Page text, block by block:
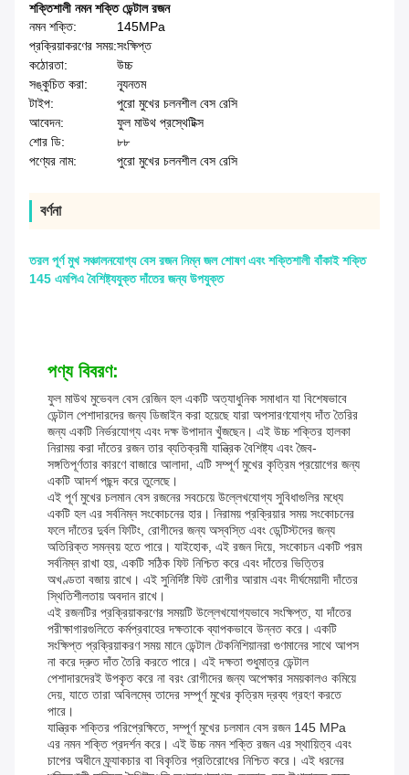
শক্তিশালী নমন শক্তি ডেন্টাল রজন
নমন শক্তি:
145MPa
প্রক্রিয়াকরণের সময়:সংক্ষিপ্ত
কঠোরতা:
উচ্চ
সঙ্কুচিত করা:
ন্যূনতম
টাইপ:
পুরো মুখের চলনশীল বেস রেসি
আবেদন:
ফুল মাউথ প্রস্থেটিক্স
শোর ডি:
৮৮
পণ্যের নাম:
পুরো মুখের চলনশীল বেস রেসি
বর্ণনা
তরল পূর্ণ মুখ সঞ্চালনযোগ্য বেস রজন নিম্ন জল শোষণ এবং শক্তিশালী বাঁকাই শক্তি
145 এমপিএ বৈশিষ্ট্যযুক্ত দাঁতের জন্য উপযুক্ত
পণ্য বিবরণ:
ফুল মাউথ মুভেবল বেস রেজিন হল একটি অত্যাধুনিক সমাধান যা বিশেষভাবে
ডেন্টাল পেশাদারদের জন্য ডিজাইন করা হয়েছে যারা অপসারণযোগ্য দাঁত তৈরির
জন্য একটি নির্ভরযোগ্য এবং দক্ষ উপাদান খুঁজছেন। এই উচ্চ শক্তির হালকা
নিরাময় করা দাঁতের রজন তার ব্যতিক্রমী যান্ত্রিক বৈশিষ্ট্য এবং জৈব-
সঙ্গতিপূর্ণতার কারণে বাজারে আলাদা, এটি সম্পূর্ণ মুখের কৃত্রিম প্রয়োগের জন্য
একটি আদর্শ পছন্দ করে তুলেছে।
এই পূর্ণ মুখের চলমান বেস রজনের সবচেয়ে উল্লেখযোগ্য সুবিধাগুলির মধ্যে
একটি হল এর সর্বনিম্ন সংকোচনের হার। নিরাময় প্রক্রিয়ার সময় সংকোচনের
ফলে দাঁতের দুর্বল ফিটিং, রোগীদের জন্য অস্বস্তি এবং ডেন্টিস্টদের জন্য
অতিরিক্ত সমন্বয় হতে পারে। যাইহোক, এই রজন দিয়ে, সংকোচন একটি পরম
সর্বনিম্ন রাখা হয়, একটি সঠিক ফিট নিশ্চিত করে এবং দাঁতের ভিত্তির
অখণ্ডতা বজায় রাখে। এই সুনির্দিষ্ট ফিট রোগীর আরাম এবং দীর্ঘমেয়াদী দাঁতের
স্থিতিশীলতায় অবদান রাখে।
এই রজনটির প্রক্রিয়াকরণের সময়টি উল্লেখযোগ্যভাবে সংক্ষিপ্ত, যা দাঁতের
পরীক্ষাগারগুলিতে কর্মপ্রবাহের দক্ষতাকে ব্যাপকভাবে উন্নত করে। একটি
সংক্ষিপ্ত প্রক্রিয়াকরণ সময় মানে ডেন্টাল টেকনিশিয়ানরা গুণমানের সাথে আপস
না করে দ্রুত দাঁত তৈরি করতে পারে। এই দক্ষতা শুধুমাত্র ডেন্টাল
পেশাদারদেরই উপকৃত করে না বরং রোগীদের জন্য অপেক্ষার সময়কালও কমিয়ে
দেয়, যাতে তারা অবিলম্বে তাদের সম্পূর্ণ মুখের কৃত্রিম দ্রব্য গ্রহণ করতে
পারে।
যান্ত্রিক শক্তির পরিপ্রেক্ষিতে, সম্পূর্ণ মুখের চলমান বেস রজন 145 MPa
এর নমন শক্তি প্রদর্শন করে। এই উচ্চ নমন শক্তি রজন এর স্থায়িত্ব এবং
চাপের অধীনে ফ্র্যাকচার বা বিকৃতির প্রতিরোধের নিশ্চিত করে। এই ধরনের